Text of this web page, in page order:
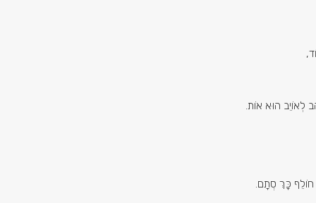
לְאוֹיֵב הוּא אוֹת.
חוֹלֵף כָּךְ סְתָם.